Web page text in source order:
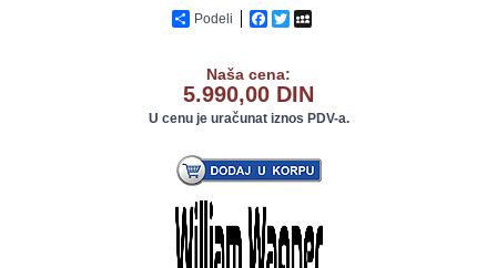
Podeli Facebook
Twitter
Naša cena:
5.990,00 DIN
U cenu je uračunat iznos PDV-a.